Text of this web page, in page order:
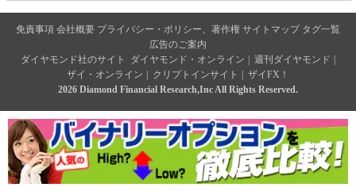
免責事項 会社概要 プライバシー・ポリシー、著作権 サイトマップ タグ一覧
広告のご案内
ダイヤモンド社のサイト
ダイヤモンド・オンライン 週刊ダイヤモンド
ザイ・オンライン
クリプトインサイト
ザイFX！
2026 Diamond Financial Research,Inc All Rights Reserved.